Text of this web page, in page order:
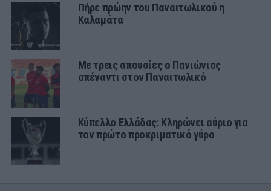
Πήρε πρώην του Παναιτωλικού η
Καλαμάτα
Με τρεις απουσίες ο Πανιώνιος
απέναντι στον Παναιτωλικό
Κύπελλο Ελλάδας: Κληρώνει αύριο για
τον πρώτο προκριματικό γύρο